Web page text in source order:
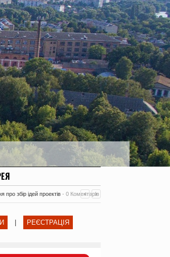
про збір ідей проектів - 0 Коментарів
РЕЄСТРАЦІЯ